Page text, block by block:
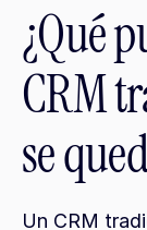
¿Qué
CRM
se
Un CRM